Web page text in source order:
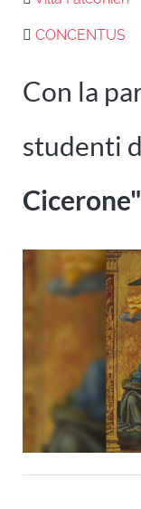
CONCENTUS
Con la
studenti
Cicerone"